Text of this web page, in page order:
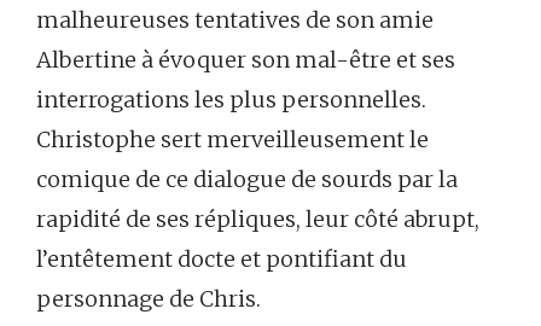
malheureuses tentatives de son amie
Albertine à évoquer son mal-être et ses
interrogations les plus personnelles.
Christophe sert merveilleusement le
comique de ce dialogue de sourds par la
rapidité de ses répliques, leur côté abrupt,
l’entêtement docte et pontifiant du
personnage de Chris.